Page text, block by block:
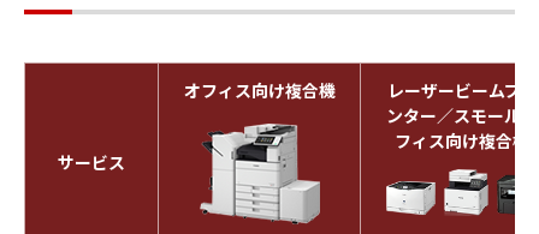
サービス
オフィス向け複合機
レーザービームプリ
ンター／スモールオ
フィス向け複合機